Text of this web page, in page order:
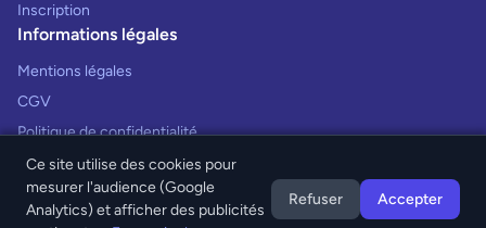
Inscription
Informations légales
Mentions légales
CGV
Politique de confidentialité
© 2026 Interprétation des Rêves. Tous droits réservés.
Ce site utilise des cookies pour
mesurer l'audience (Google
Analytics) et afficher des publicités
Refuser Accepter